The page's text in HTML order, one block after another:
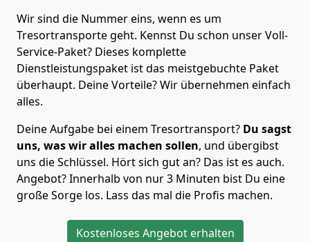
Wir sind die Nummer eins, wenn es um
Tresortransporte geht. Kennst Du schon unser Voll-
Service-Paket? Dieses komplette
Dienstleistungspaket ist das meistgebuchte Paket
überhaupt. Deine Vorteile? Wir übernehmen einfach
alles.
Deine Aufgabe bei einem Tresortransport? Du sagst
uns, was wir alles machen sollen, und übergibst
uns die Schlüssel. Hört sich gut an? Das ist es auch.
Angebot? Innerhalb von nur 3 Minuten bist Du eine
große Sorge los. Lass das mal die Profis machen.
Kostenloses Angebot erhalten